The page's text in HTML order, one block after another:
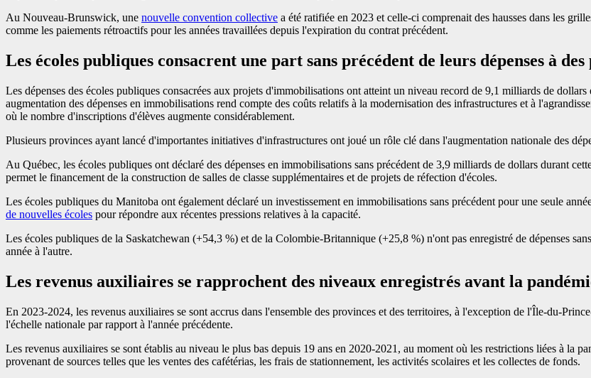
Au Nouveau-Brunswick, une nouvelle convention collective a été ratifiée en 2023 et celle-ci comprenait des hausses dans les
comme les paiements rétroactifs pour les années travaillées depuis l'expiration du contrat précédent.
Les écoles publiques consacrent une part sans précédent de leurs dépenses à
Les dépenses des écoles publiques consacrées aux projets d'immobilisations ont atteint un niveau record de 9,1 milliards de
augmentation des dépenses en immobilisations rend compte des coûts relatifs à la modernisation des infrastructures et à
où le nombre d'inscriptions d'élèves augmente considérablement.
Plusieurs provinces ayant lancé d'importantes initiatives d'infrastructures ont joué un rôle clé dans l'augmentation nationale des
Au Québec, les écoles publiques ont déclaré des dépenses en immobilisations sans précédent de 3,9 milliards de dollars durant
permet le financement de la construction de salles de classe supplémentaires et de projets de réfection d'écoles.
Les écoles publiques du Manitoba ont également déclaré un investissement en immobilisations sans précédent pour une seule
de nouvelles écoles pour répondre aux récentes pressions relatives à la capacité.
Les écoles publiques de la Saskatchewan (+54,3 %) et de la Colombie-Britannique (+25,8 %) n'ont pas enregistré de dépenses
année à l'autre.
Les revenus auxiliaires se rapprochent des niveaux enregistrés avant la
En 2023-2024, les revenus auxiliaires se sont accrus dans l'ensemble des provinces et des territoires, à l'exception de l'Île-du-
l'échelle nationale par rapport à l'année précédente.
Les revenus auxiliaires se sont établis au niveau le plus bas depuis 19 ans en 2020-2021, au moment où les restrictions liées à la
provenant de sources telles que les ventes des cafétérias, les frais de stationnement, les activités scolaires et les collectes de fonds.